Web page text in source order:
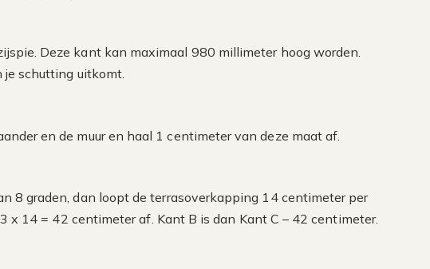
Deze kant kan maximaal 980 millimeter hoog worden.
je schutting uitkomt.
en de muur en haal 1 centimeter van deze maat af.
8 graden, dan loopt de terrasoverkapping 14 centimeter per
x 14 = 42 centimeter af. Kant B is dan Kant C – 42 centimeter.